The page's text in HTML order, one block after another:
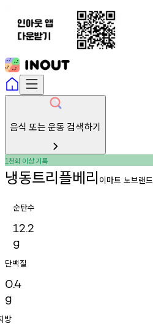
음식 또는 운동 검색하기
1천회 이상기록
냉동트리플베리 이마트 노브랜드
순탄수
12.2
g
단백질
0.4
g
방